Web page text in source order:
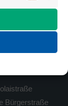
Bürgerstraße